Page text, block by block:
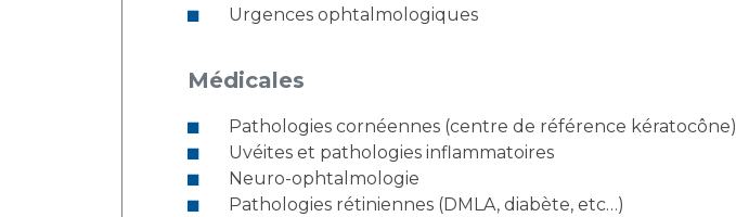
Urgences ophtalmologiques
Médicales
Pathologies cornéennes (centre de référence kératocône)
Uvéites et pathologies inflammatoires
Neuro-ophtalmologie
Pathologies rétiniennes (DMLA, diabète, etc…)